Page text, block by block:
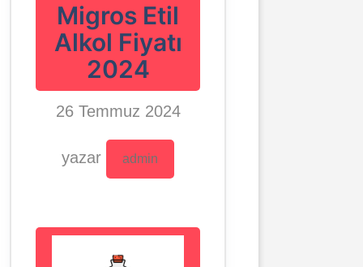
Migros Etil
Alkol Fiyatı
2024
26 Temmuz 2024
yazar admin